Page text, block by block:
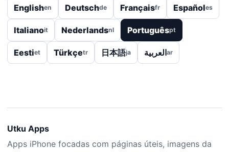
Englishen Deutschde Françaisfr Españoles
Italianoit Nederlandsnl Portuguêspt
Eestiet Türkçetr 日本語ja العربيةar
Utku Apps
Apps iPhone focadas com páginas úteis, imagens da